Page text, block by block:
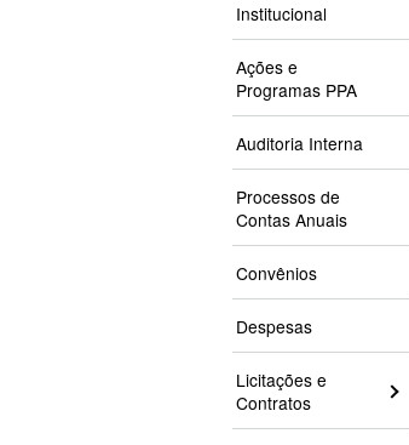
Institucional
Ações e
Programas PPA
Auditoria Interna
Processos de
Contas Anuais
Convênios
Despesas
Licitações e
Contratos